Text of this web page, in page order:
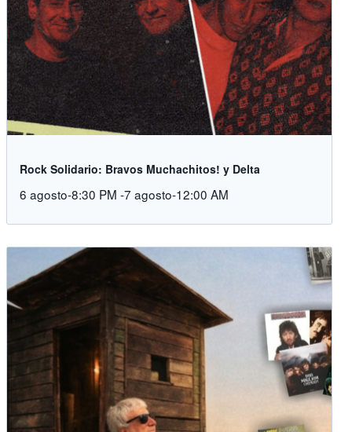
Rock Solidario: Bravos Muchachitos! y Delta
6 agosto-8:30 PM -7 agosto-12:00 AM